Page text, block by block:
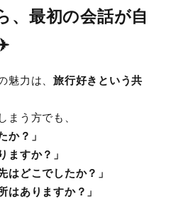
、最初の会話が自
魅力は、 旅行好きという共
まう方でも、
か？」
ますか？」
はどこでしたか？」
はありますか？」